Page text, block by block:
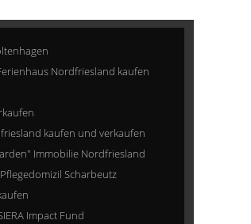
Nordfriesland kaufen
kaufen und verkaufen
Immobilie Nordfriesland
Pflegedomizil Scharbeutz
Impact Fund